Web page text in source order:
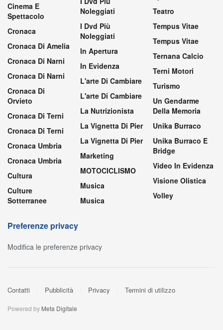
Cinema E
Spettacolo
Cronaca
Cronaca Di Amelia
Cronaca Di Narni
Cronaca Di Narni
Cronaca Di
Orvieto
Cronaca Di Terni
Cronaca Di Terni
Cronaca Umbria
Cronaca Umbria
Cultura
Culture
Sotterranee
Noleggiati
I Dvd Più
Noleggiati
In Apertura
In Evidenza
L'arte Di Cambiare
L'arte Di Cambiare
La Nutrizionista
La Vignetta Di Pier
La Vignetta Di Pier
Marketing
MOTOCICLISMO
Musica
Musica
Teatro
Tempus Vitae
Tempus Vitae
Ternana Calcio
Terni Motori
Turismo
Un Gendarme
Della Memoria
Unika Burraco
Unika Burraco E
Bridge
Video In Evidenza
Visione Olistica
Volley
Preferenze privacy
Modifica le preferenze privacy
Contatti Pubblicità Privacy Termini di utilizzo
Powered by Meta Digitale